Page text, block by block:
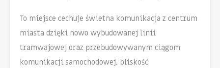
To miejsce cechuje świetna komunikacja z centrum
miasta dzięki nowo wybudowanej linii
tramwajowej oraz przebudowywanym ciągom
komunikacji samochodowej, bliskość